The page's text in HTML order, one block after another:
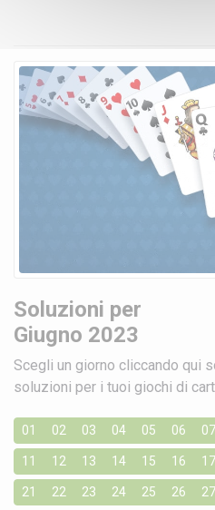
Soluzioni per
Giugno 2023
Scegli un giorno cliccando qui
soluzioni per i tuoi giochi di
01 02 03 04 05 06 07
11 12 13 14 15 16 17
21 22 23 24 25 26 27